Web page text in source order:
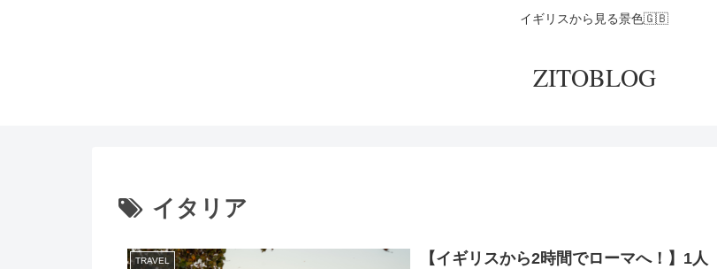
イギリスから見る景色🇬🇧
ZITOBLOG
イタリア
TRAVEL
【イギリスから2時間でローマへ！】1人